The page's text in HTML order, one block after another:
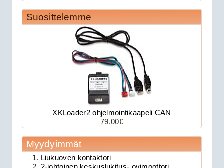
Avital 3305L autohälytin
179.00€
Avital 3305L on 2-su...
Suosittelemme
XKLoader2 ohjelmointikaapeli CAN
79.00€
Myydyimmät
Liukuoven kontaktori